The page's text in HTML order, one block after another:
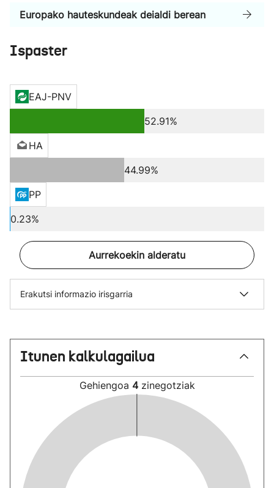
Europako hauteskundeak deialdi berean
Ispaster
EAJ-PNV
52.91%
HA
44.99%
PP
0.23%
Aurrekoekin alderatu
Erakutsi informazio irisgarria
Itunen kalkulagailua
Gehiengoa 4 zinegotziak